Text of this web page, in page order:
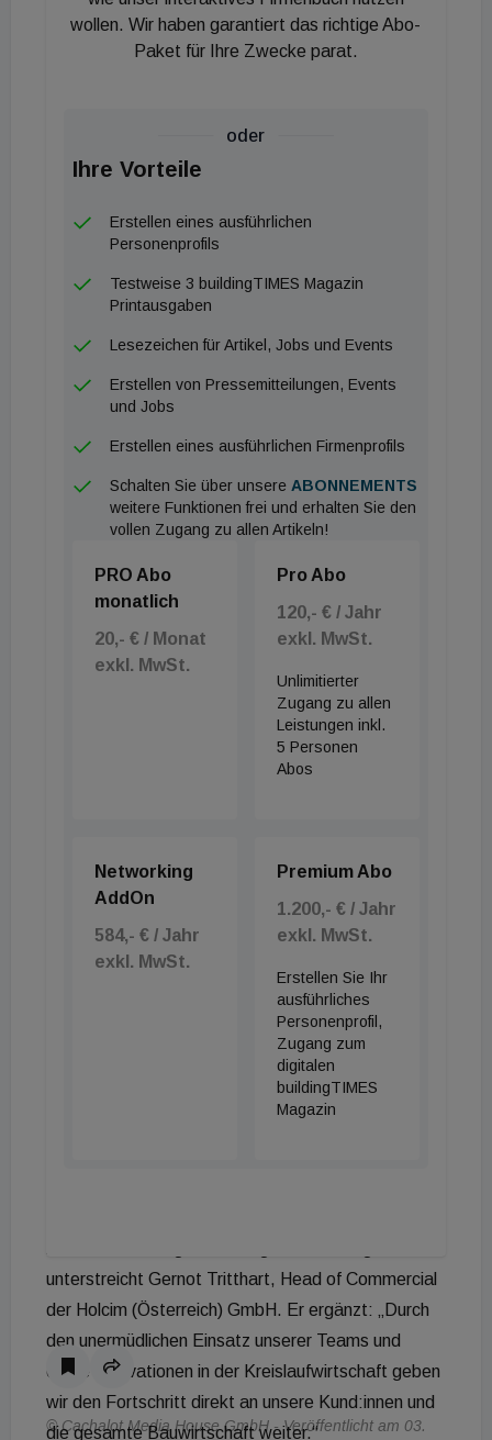
Kreislaufwirtschaft, indem sie den Einsatz
alternativer Rohmaterialien sowie
wurden im Zuge dieser Verfahren mehr als 400.000
Tonnen Baurestmassen vor der Deponierung
Zementproduktion verwertet. Besonders die CEM
deutlich unter 300 kg CO2 pro Tonne neue
unterschreiten die bisher verfügbaren
Branchenvergleichswerte deutlich. Zudem
den CO2-Fußabdruck gegenüber der
Branchenreferenz um mindestens 30 Prozent und
erfüllen die Kriterien der EU-Taxonomie-
Relevanz für die Gebäudeökobilanzierung
Für Branchenentscheidungsträger:innen sowie
Bauträger und Bauherren schafft die Verfügbarkeit
dieser unabhängig verifizierten Daten ein hohes
Maß an Transparenz und löst zentrale
beispielsweise für die Herstellung von
Transportbeton oder Betonfertigteilen. Wo bisher
oft nur ungenaue Industrie- oder internationale
Durchschnittswerte herangezogen werden konnten,
ermöglichen die produktspezifischen Daten nun eine
fundierte und belastbare Gebäudeökobilanzierung.
Dieser exakte Nachweis erweist sich als
wesentlicher Vorteil bei Zertifizierungssystemen wie
unterstreicht Gernot Tritthart, Head of Commercial
der Holcim (Österreich) GmbH. Er ergänzt: „Durch
den unermüdlichen Einsatz unserer Teams und
echte Innovationen in der Kreislaufwirtschaft geben
wir den Fortschritt direkt an unsere Kund:innen und
die gesamte Bauwirtschaft weiter.“
wollen. Wir haben garantiert das richtige Abo-
Paket für Ihre Zwecke parat.
oder
Ihre Vorteile
Erstellen eines ausführlichen
Personenprofils
Testweise 3 buildingTIMES Magazin
Printausgaben
Lesezeichen für Artikel, Jobs und Events
Erstellen von Pressemitteilungen, Events
und Jobs
Erstellen eines ausführlichen Firmenprofils
Schalten Sie über unsere ABONNEMENTS
weitere Funktionen frei und erhalten Sie den
vollen Zugang zu allen Artikeln!
PRO Abo
monatlich
20,- € / Monat
exkl. MwSt.
Pro Abo
120,- € / Jahr
exkl. MwSt.
Unlimitierter
Zugang zu allen
Leistungen inkl.
5 Personen
Abos
Networking
AddOn
584,- € / Jahr
exkl. MwSt.
Premium Abo
1.200,- € / Jahr
exkl. MwSt.
Erstellen Sie Ihr
ausführliches
Personenprofil,
Zugang zum
digitalen
buildingTIMES
Magazin
© Cachalot Media House GmbH - Veröffentlicht am 03.